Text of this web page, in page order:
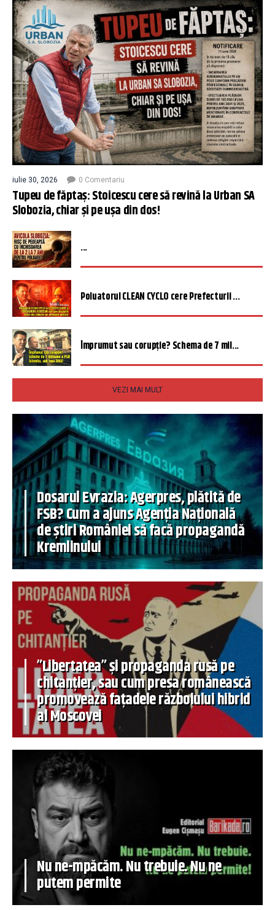
iulie 30, 2026 0 Comentariu
Tupeu de făptaș: Stoicescu cere să revină la Urban SA
Slobozia, chiar și pe ușa din dos!
...
Poluatorul CLEAN CYCLO cere Prefecturii ...
Împrumut sau corupție? Schema de 7 mil...
VEZI MAI MULT
Dosarul Evrazia: Agerpres, plătită de
FSB? Cum a ajuns Agenția Națională
de știri României să facă propagandă
Kremlinului
”Libertatea” și propaganda rusă pe
chitanțier, sau cum presa românească
promovează fațadele războiului hibrid
al Moscovei
Nu ne-mpăcăm. Nu trebuie. Nu ne
putem permite